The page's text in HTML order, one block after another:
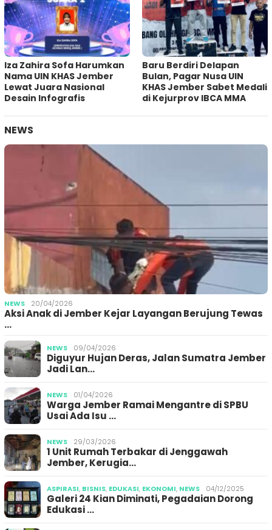
Iza Zahira Sofa Harumkan
Nama UIN KHAS Jember
Lewat Juara Nasional
Desain Infografis
Baru Berdiri Delapan
Bulan, Pagar Nusa UIN
KHAS Jember Sabet Medali
di Kejurprov IBCA MMA
NEWS
NEWS 20/04/2026
Aksi Anak di Jember Kejar Layangan Berujung Tewas
…
NEWS 09/04/2026
Diguyur Hujan Deras, Jalan Sumatra Jember
Jadi Lan…
NEWS 01/04/2026
Warga Jember Ramai Mengantre di SPBU
Usai Ada Isu …
NEWS 29/03/2026
1 Unit Rumah Terbakar di Jenggawah
Jember, Kerugia…
ASPIRASI, BISNIS, EDUKASI, EKONOMI, NEWS 04/12/2025
Galeri 24 Kian Diminati, Pegadaian Dorong
Edukasi …